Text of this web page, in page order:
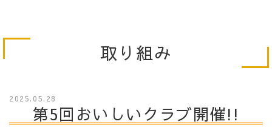
取り組み
2025.05.28
第5回おいしいクラブ開催!!